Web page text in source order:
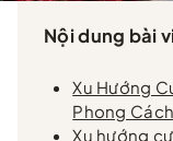
Nội dung bài
Xu Hướng
Phong
Xu hướng